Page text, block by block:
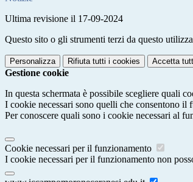
Ultima revisione il 17-09-2024
Questo sito o gli strumenti terzi da questo
Personalizza Rifiuta tutti i cookies Accetta
Gestione cookie
In questa schermata è possibile scegliere quali
I cookie necessari sono quelli che consentono
Per conoscere quali sono i cookie necessari al
Cookie necessari per il funzionamento
I cookie necessari per il funzionamento non